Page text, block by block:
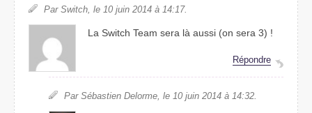
Par Switch, le 10 juin 2014 à 14:17.
La Switch Team sera là aussi (on sera 3) !
Répondre
Par Sébastien Delorme, le 10 juin 2014 à 14:32.